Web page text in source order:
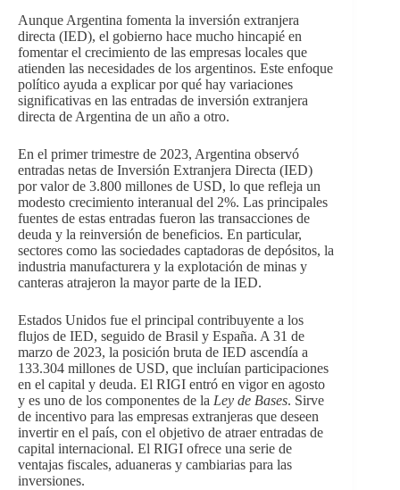
Aunque Argentina fomenta la inversión extranjera
directa (IED), el gobierno hace mucho hincapié en
fomentar el crecimiento de las empresas locales que
atienden las necesidades de los argentinos. Este enfoque
político ayuda a explicar por qué hay variaciones
significativas en las entradas de inversión extranjera
directa de Argentina de un año a otro.
En el primer trimestre de 2023, Argentina observó
entradas netas de Inversión Extranjera Directa (IED)
por valor de 3.800 millones de USD, lo que refleja un
modesto crecimiento interanual del 2%. Las principales
fuentes de estas entradas fueron las transacciones de
deuda y la reinversión de beneficios. En particular,
sectores como las sociedades captadoras de depósitos, la
industria manufacturera y la explotación de minas y
canteras atrajeron la mayor parte de la IED.
Estados Unidos fue el principal contribuyente a los
flujos de IED, seguido de Brasil y España. A 31 de
marzo de 2023, la posición bruta de IED ascendía a
133.304 millones de USD, que incluían participaciones
en el capital y deuda. El RIGI entró en vigor en agosto
y es uno de los componentes de la Ley de Bases. Sirve
de incentivo para las empresas extranjeras que deseen
invertir en el país, con el objetivo de atraer entradas de
capital internacional. El RIGI ofrece una serie de
ventajas fiscales, aduaneras y cambiarias para las
inversiones.